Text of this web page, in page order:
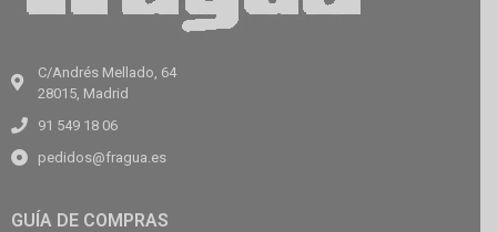
C/Andrés Mellado, 64
28015, Madrid
91 549 18 06
pedidos@fragua.es
GUÍA DE COMPRAS